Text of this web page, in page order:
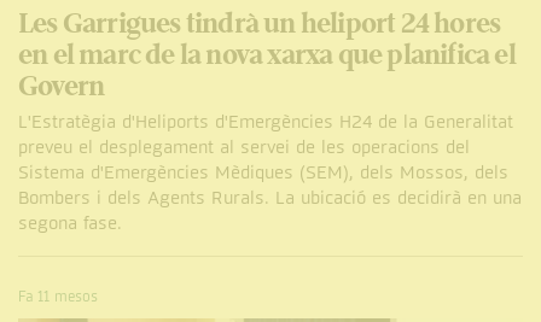
Les Garrigues tindrà un heliport 24 hores
en el marc de la nova xarxa que planifica el
Govern
L'Estratègia d'Heliports d'Emergències H24 de la Generalitat
preveu el desplegament al servei de les operacions del
Sistema d'Emergències Mèdiques (SEM), dels Mossos, dels
Bombers i dels Agents Rurals. La ubicació es decidirà en una
segona fase.
Fa 11 mesos